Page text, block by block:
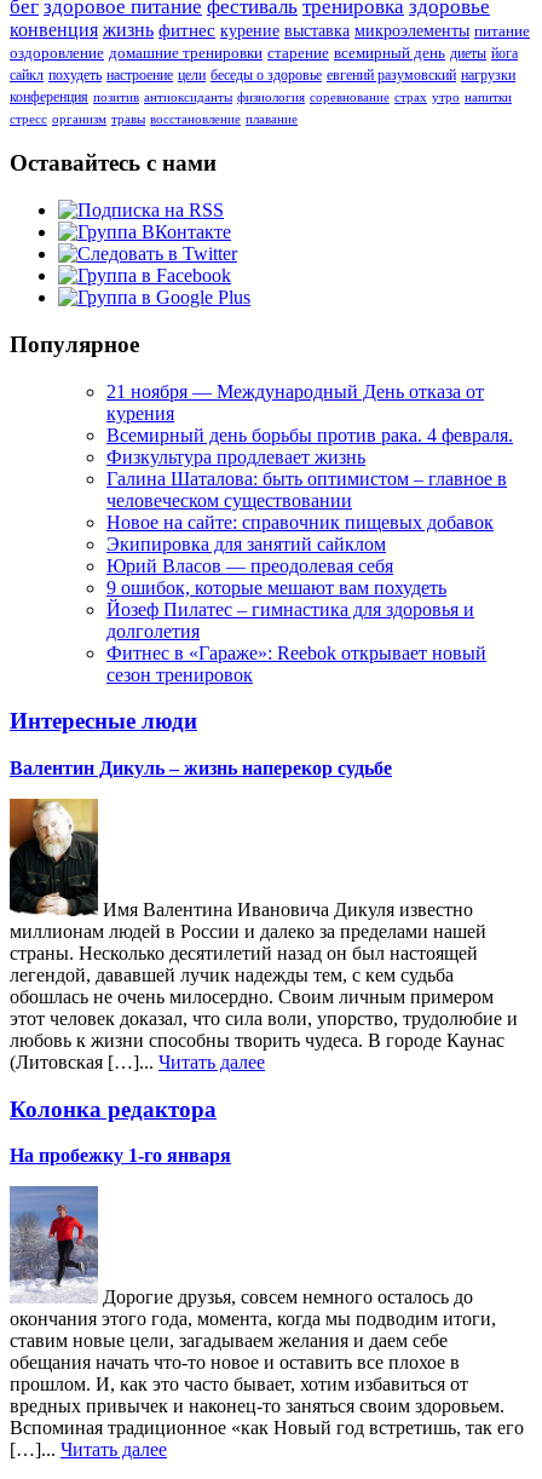
бег здоровое питание фестиваль тренировка здоровье
конвенция жизнь фитнес курение выставка микроэлементы питание
оздоровление домашние тренировки старение всемирный день диеты йога
сайкл похудеть настроение цели беседы о здоровье евгений разумовский нагрузки
конференция позитив антиоксиданты физиология соревнование страх утро напитки
стресс организм травы восстановление плавание
Оставайтесь с нами
Популярное
21 ноября — Международный День отказа от
курения
Всемирный день борьбы против рака. 4 февраля.
Физкультура продлевает жизнь
Галина Шаталова: быть оптимистом – главное в
человеческом существовании
Новое на сайте: справочник пищевых добавок
Экипировка для занятий сайклом
Юрий Власов — преодолевая себя
9 ошибок, которые мешают вам похудеть
Йозеф Пилатес – гимнастика для здоровья и
долголетия
Фитнес в «Гараже»: Reebok открывает новый
сезон тренировок
Интересные люди
Валентин Дикуль – жизнь наперекор судьбе
Имя Валентина Ивановича Дикуля известно
миллионам людей в России и далеко за пределами нашей
страны. Несколько десятилетий назад он был настоящей
легендой, дававшей лучик надежды тем, с кем судьба
обошлась не очень милосердно. Своим личным примером
этот человек доказал, что сила воли, упорство, трудолюбие и
любовь к жизни способны творить чудеса. В городе Каунас
(Литовская […]... Читать далее
Колонка редактора
На пробежку 1-го января
Дорогие друзья, совсем немного осталось до
окончания этого года, момента, когда мы подводим итоги,
ставим новые цели, загадываем желания и даем себе
обещания начать что-то новое и оставить все плохое в
прошлом. И, как это часто бывает, хотим избавиться от
вредных привычек и наконец-то заняться своим здоровьем.
Вспоминая традиционное «как Новый год встретишь, так его
[…]... Читать далее